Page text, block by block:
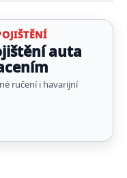
auta
ručení i havarijní